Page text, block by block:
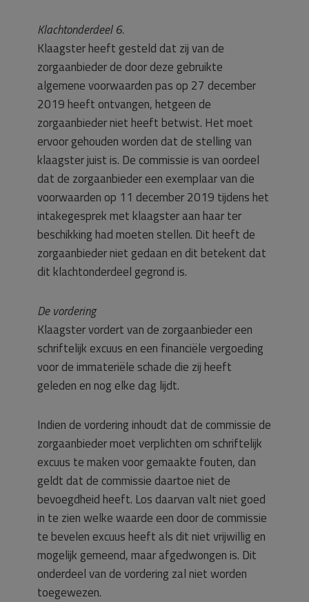
Klachtonderdeel 6.
Klaagster heeft gesteld dat zij van de
zorgaanbieder de door deze gebruikte
algemene voorwaarden pas op 27 december
2019 heeft ontvangen, hetgeen de
zorgaanbieder niet heeft betwist. Het moet
ervoor gehouden worden dat de stelling van
klaagster juist is. De commissie is van oordeel
dat de zorgaanbieder een exemplaar van die
voorwaarden op 11 december 2019 tijdens het
intakegesprek met klaagster aan haar ter
beschikking had moeten stellen. Dit heeft de
zorgaanbieder niet gedaan en dit betekent dat
dit klachtonderdeel gegrond is.
De vordering
Klaagster vordert van de zorgaanbieder een
schriftelijk excuus en een financiële vergoeding
voor de immateriële schade die zij heeft
geleden en nog elke dag lijdt.
Indien de vordering inhoudt dat de commissie de
zorgaanbieder moet verplichten om schriftelijk
excuus te maken voor gemaakte fouten, dan
geldt dat de commissie daartoe niet de
bevoegdheid heeft. Los daarvan valt niet goed
in te zien welke waarde een door de commissie
te bevelen excuus heeft als dit niet vrijwillig en
mogelijk gemeend, maar afgedwongen is. Dit
onderdeel van de vordering zal niet worden
toegewezen.